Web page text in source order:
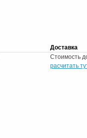
Доставка
Стоимость
расчитать